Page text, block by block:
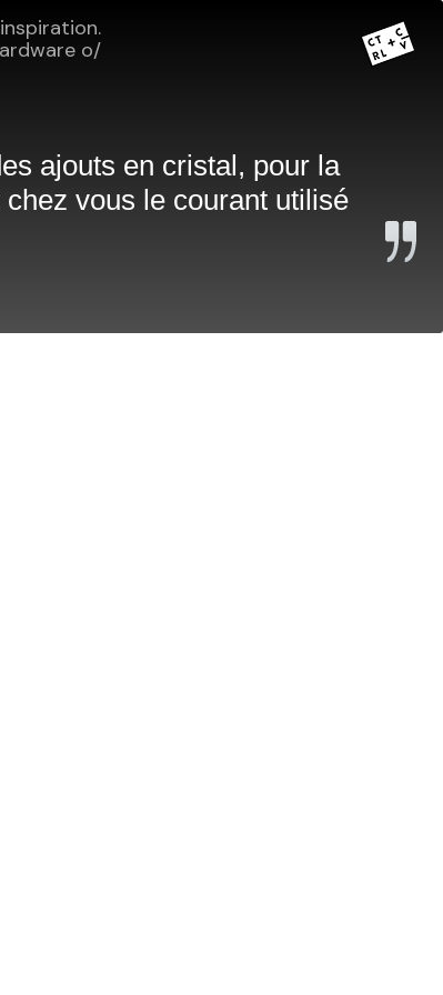
o/
ajouts en cristal, pour la
vous le courant utilisé